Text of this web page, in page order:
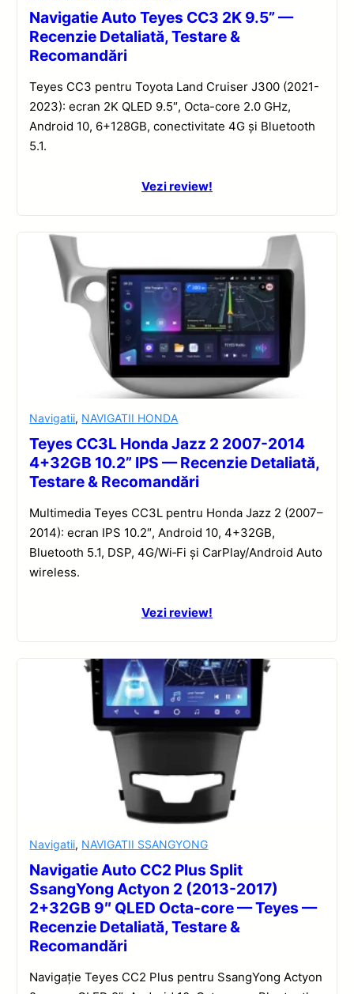
Navigatie Auto Teyes CC3 2K 9.5” —
Recenzie Detaliată, Testare &
Recomandări
Teyes CC3 pentru Toyota Land Cruiser J300 (2021-
2023): ecran 2K QLED 9.5″, Octa-core 2.0 GHz,
Android 10, 6+128GB, conectivitate 4G și Bluetooth
5.1.
Vezi review!
Navigatii, NAVIGATII HONDA
Teyes CC3L Honda Jazz 2 2007-2014
4+32GB 10.2” IPS — Recenzie Detaliată,
Testare & Recomandări
Multimedia Teyes CC3L pentru Honda Jazz 2 (2007–
2014): ecran IPS 10.2″, Android 10, 4+32GB,
Bluetooth 5.1, DSP, 4G/Wi‑Fi și CarPlay/Android Auto
wireless.
Vezi review!
Navigatii, NAVIGATII SSANGYONG
Navigatie Auto CC2 Plus Split
SsangYong Actyon 2 (2013-2017)
2+32GB 9″ QLED Octa-core — Teyes —
Recenzie Detaliată, Testare &
Recomandări
Navigație Teyes CC2 Plus pentru SsangYong Actyon